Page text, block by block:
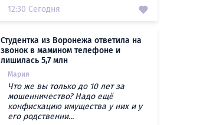
12:30 Сегодня
Студентка из Воронежа ответила на
звонок в мамином телефоне и
лишилась 5,7 млн
Мария
Что же вы только до 10 лет за
мошенничество? Надо ещё
конфискацию имущества у них и у
его родственни...